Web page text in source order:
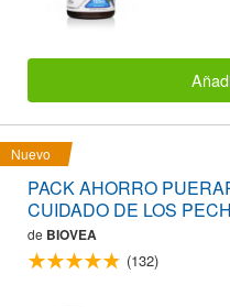
Nuevo
PACK AHORRO
CUIDADO DE LOS
de BIOVEA
(132)